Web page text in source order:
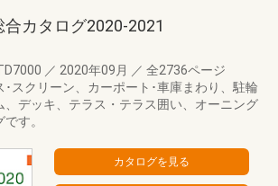
カタログ2020-2021
／ 2020年09月 ／ 全2736ページ
･スクリーン、カーポート･車庫まわり、駐輪
、デッキ、テラス・テラス囲い、オーニング
す。